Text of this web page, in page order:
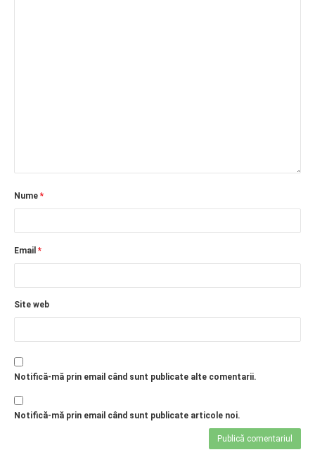
Nume *
Email *
Site web
Notifică-mă prin email când sunt publicate alte comentarii.
Notifică-mă prin email când sunt publicate articole noi.